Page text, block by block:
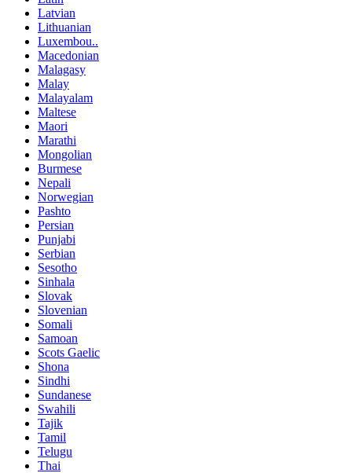
Latvian
Lithuanian
Luxembou..
Macedonian
Malagasy
Malay
Malayalam
Maltese
Maori
Marathi
Mongolian
Burmese
Nepali
Norwegian
Pashto
Persian
Punjabi
Serbian
Sesotho
Sinhala
Slovak
Slovenian
Somali
Samoan
Scots Gaelic
Shona
Sindhi
Sundanese
Swahili
Tajik
Tamil
Telugu
Thai